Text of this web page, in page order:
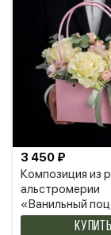
Композиция из
альстромерии
«Ванильный
3 450 ₽
КУПИТЬ